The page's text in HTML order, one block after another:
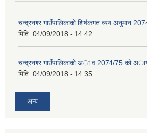
चन्द्रनगर गाउँपालिकाको शिर्षकगत व्यय अनुमान
मिति: 04/09/2018 - 14:42
चन्द्रनगर गाउँपालिकाको अा‍‍‍.व.2074/75 को
मिति: 04/09/2018 - 14:35
अन्य